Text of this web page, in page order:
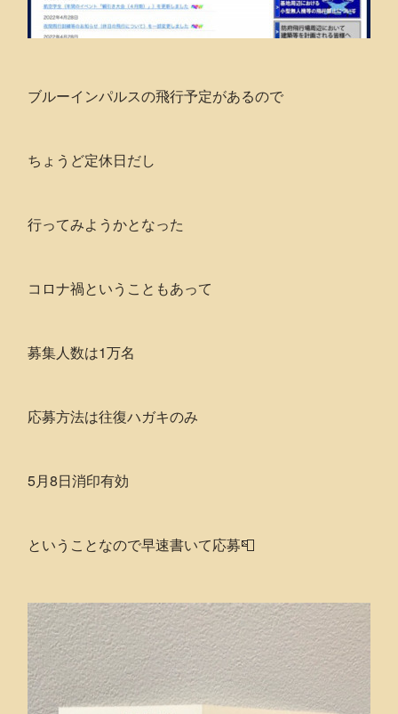
ブルーインパルスの飛行予定があるので
ちょうど定休日だし
行ってみようかとなった
コロナ禍ということもあって
募集人数は1万名
応募方法は往復ハガキのみ
5月8日消印有効
ということなので早速書いて応募📮